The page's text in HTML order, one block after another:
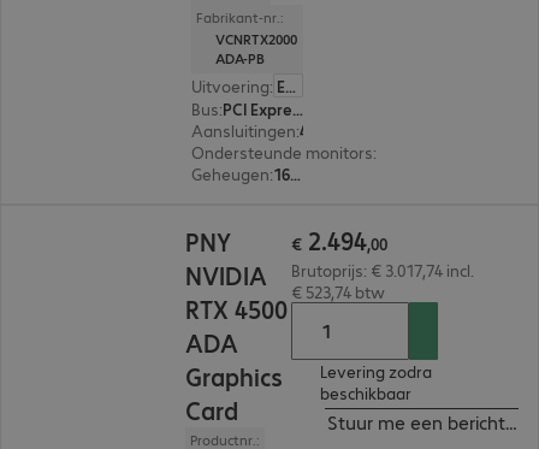
Fabrikant-nr.:
VCNRTX2000
ADA-PB
Uitvoering: Europa
Bus:
PCI Express x16
Aansluitingen:
Ondersteunde monitors:
Geheugen: 16 GB
PNY
NVIDIA
RTX 4500
ADA
Graphics
Card
Productnr.:
€ 2.494,00
Brutoprijs: € 3.017,74 incl.
€ 523,74 btw
Levering zodra
beschikbaar
Stuur me een bericht